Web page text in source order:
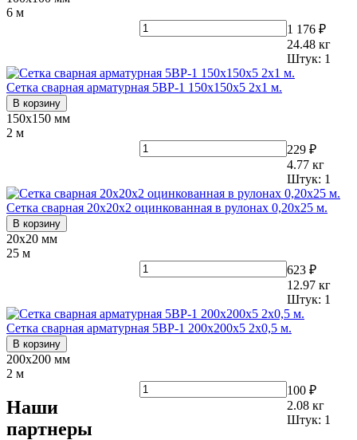
6 м
1 176 ₽
24.48 кг
Штук: 1
Сетка сварная арматурная 5ВР-1 150х150х5 2х1 м.
В корзину
150х150 мм
2 м
229 ₽
4.77 кг
Штук: 1
Сетка сварная 20х20x2 оцинкованная в рулонах 0,20х25 м.
В корзину
20х20 мм
25 м
623 ₽
12.97 кг
Штук: 1
Сетка сварная арматурная 5ВР-1 200х200х5 2х0,5 м.
В корзину
200х200 мм
2 м
100 ₽
2.08 кг
Штук: 1
Наши
партнеры